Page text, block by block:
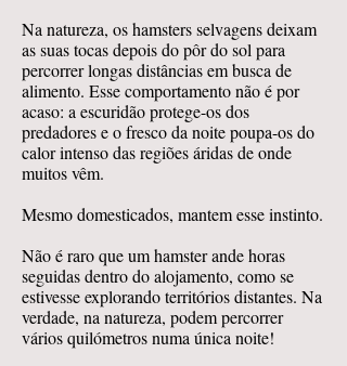
Na natureza, os hamsters selvagens deixam
as suas tocas depois do pôr do sol para
percorrer longas distâncias em busca de
alimento. Esse comportamento não é por
acaso: a escuridão protege-os dos
predadores e o fresco da noite poupa-os do
calor intenso das regiões áridas de onde
muitos vêm.
Mesmo domesticados, mantem esse instinto.
Não é raro que um hamster ande horas
seguidas dentro do alojamento, como se
estivesse explorando territórios distantes. Na
verdade, na natureza, podem percorrer
vários quilómetros numa única noite!